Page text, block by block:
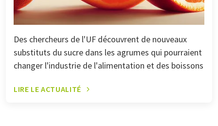
Des chercheurs de l'UF découvrent de nouveaux
substituts du sucre dans les agrumes qui pourraient
changer l'industrie de l'alimentation et des boissons
LIRE LE ACTUALITÉ